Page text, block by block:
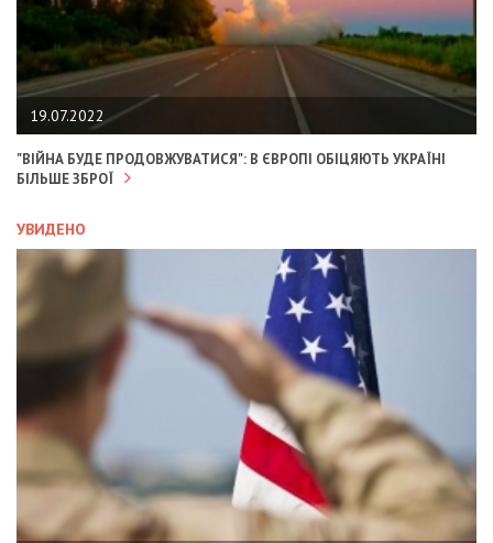
19.07.2022
"ВІЙНА БУДЕ ПРОДОВЖУВАТИСЯ": В ЄВРОПІ ОБІЦЯЮТЬ УКРАЇНІ
БІЛЬШЕ ЗБРОЇ
УВИДЕНО